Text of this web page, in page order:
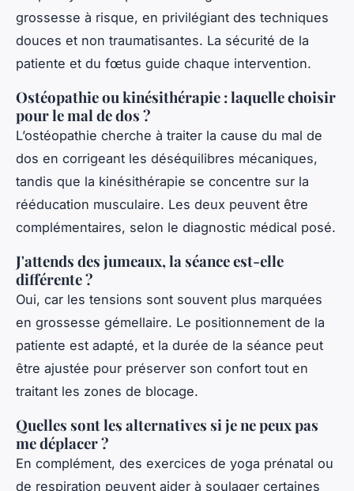
grossesse à risque, en privilégiant des techniques
douces et non traumatisantes. La sécurité de la
patiente et du fœtus guide chaque intervention.
Ostéopathie ou kinésithérapie : laquelle choisir
pour le mal de dos ?
L’ostéopathie cherche à traiter la cause du mal de
dos en corrigeant les déséquilibres mécaniques,
tandis que la kinésithérapie se concentre sur la
rééducation musculaire. Les deux peuvent être
complémentaires, selon le diagnostic médical posé.
J'attends des jumeaux, la séance est-elle
différente ?
Oui, car les tensions sont souvent plus marquées
en grossesse gémellaire. Le positionnement de la
patiente est adapté, et la durée de la séance peut
être ajustée pour préserver son confort tout en
traitant les zones de blocage.
Quelles sont les alternatives si je ne peux pas
me déplacer ?
En complément, des exercices de yoga prénatal ou
de respiration peuvent aider à soulager certaines